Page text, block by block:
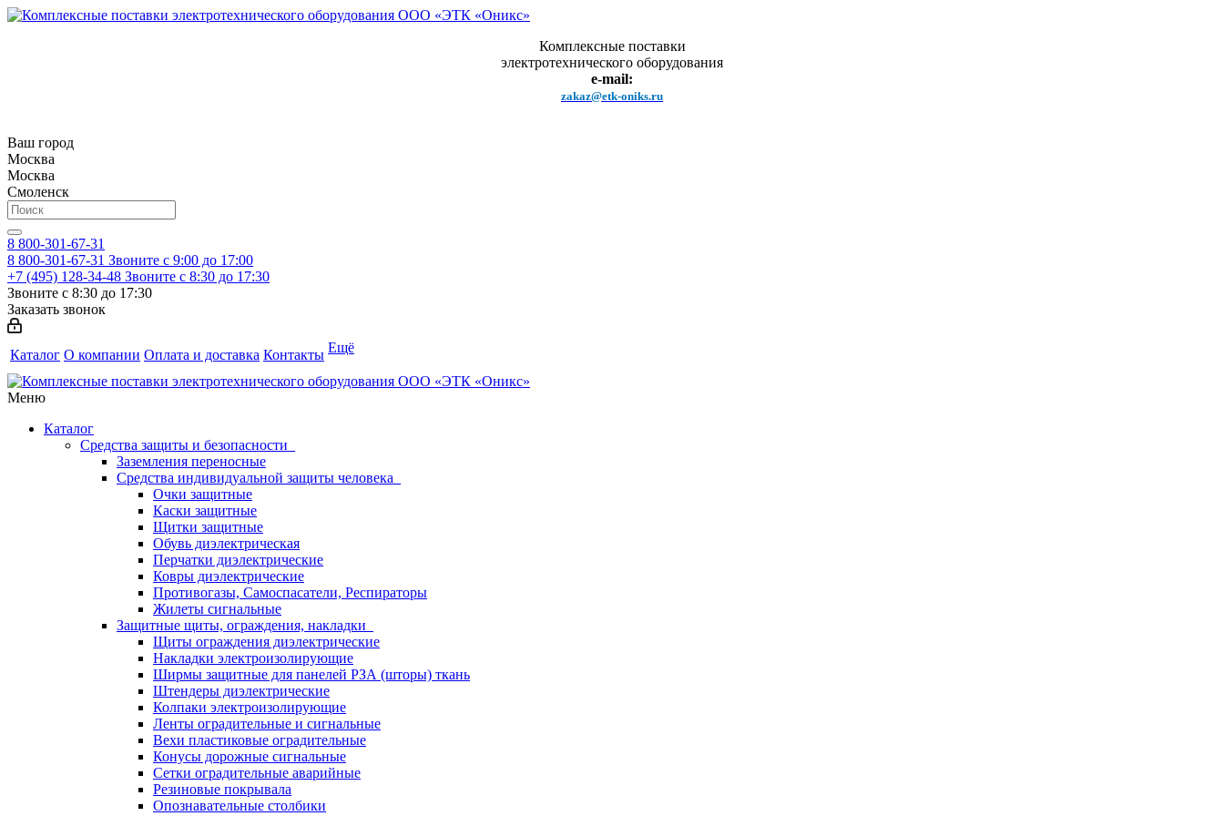
Комплексные поставки
электротехнического оборудования
e-mail:
zakaz@etk-oniks.ru
Ваш город
Москва
Москва
Смоленск
8 800-301-67-31
8 800-301-67-31 Звоните с 9:00 до 17:00
+7 (495) 128-34-48 Звоните с 8:30 до 17:30
Звоните с 8:30 до 17:30
Заказать звонок
Каталог О компании Оплата и доставка Контакты Ещё
Меню
Каталог
Средства защиты и безопасности
Заземления переносные
Средства индивидуальной защиты человека
Очки защитные
Каски защитные
Щитки защитные
Обувь диэлектрическая
Перчатки диэлектрические
Ковры диэлектрические
Противогазы, Самоспасатели, Респираторы
Жилеты сигнальные
Защитные щиты, ограждения, накладки
Щиты ограждения диэлектрические
Накладки электроизолирующие
Ширмы защитные для панелей РЗА (шторы) ткань
Штендеры диэлектрические
Колпаки электроизолирующие
Ленты оградительные и сигнальные
Вехи пластиковые оградительные
Конусы дорожные сигнальные
Сетки оградительные аварийные
Резиновые покрывала
Опознавательные столбики